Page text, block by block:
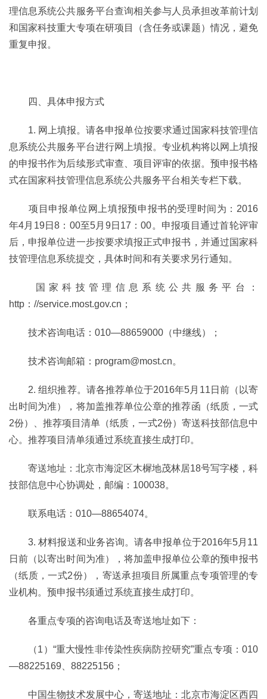
理信息系统公共服务平台查询相关参与人员承担改革前计划
和国家科技重大专项在研项目（含任务或课题）情况，避免
重复申报。
四、具体申报方式
1. 网上填报。请各申报单位按要求通过国家科技管理信
息系统公共服务平台进行网上填报。专业机构将以网上填报
的申报书作为后续形式审查、项目评审的依据。预申报书格
式在国家科技管理信息系统公共服务平台相关专栏下载。
项目申报单位网上填报预申报书的受理时间为：2016
年4月19日8：00至5月9日17：00。申报项目通过首轮评审
后，申报单位进一步按要求填报正式申报书，并通过国家科
技管理信息系统提交，具体时间和有关要求另行通知。
国家科技管理信息系统公共服务平台：
http：//service.most.gov.cn；
技术咨询电话：010—88659000（中继线）；
技术咨询邮箱：program@most.cn。
2. 组织推荐。请各推荐单位于2016年5月11日前（以寄
出时间为准），将加盖推荐单位公章的推荐函（纸质，一式
2份）、推荐项目清单（纸质，一式2份）寄送科技部信息中
心。推荐项目清单须通过系统直接生成打印。
寄送地址：北京市海淀区木樨地茂林居18号写字楼，科
技部信息中心协调处，邮编：100038。
联系电话：010—88654074。
3. 材料报送和业务咨询。请各申报单位于2016年5月11
日前（以寄出时间为准），将加盖申报单位公章的预申报书
（纸质，一式2份），寄送承担项目所属重点专项管理的专
业机构。预申报书须通过系统直接生成打印。
各重点专项的咨询电话及寄送地址如下：
（1）“重大慢性非传染性疾病防控研究”重点专项：010
—88225169、88225156；
中国生物技术发展中心，寄送地址：北京市海淀区西四